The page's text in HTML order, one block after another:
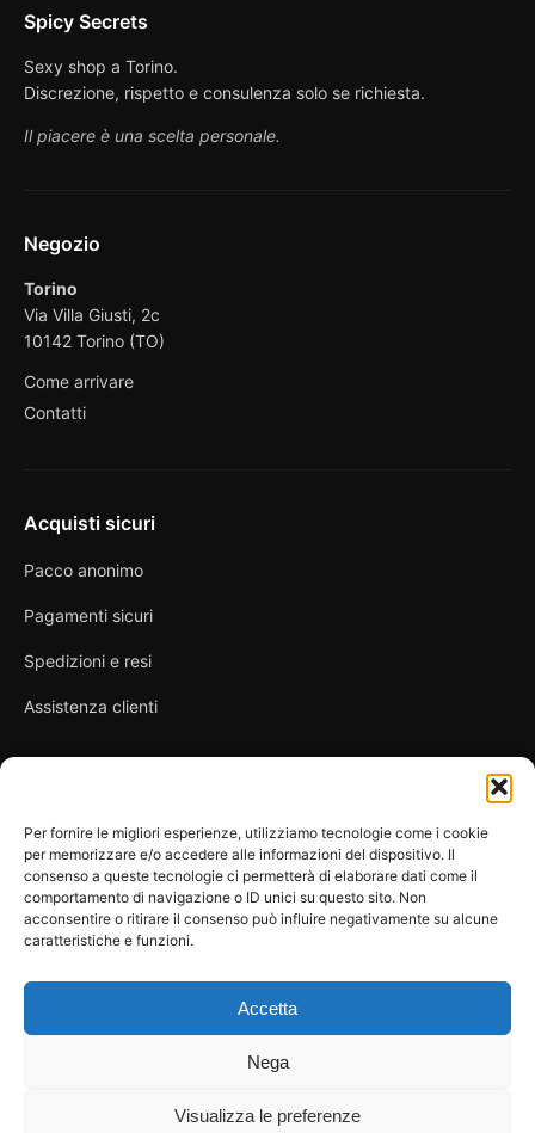
Per fornire le migliori esperienze, utilizziamo tecnologie come i cookie
per memorizzare e/o accedere alle informazioni del dispositivo. Il
consenso a queste tecnologie ci permetterà di elaborare dati come il
comportamento di navigazione o ID unici su questo sito. Non
acconsentire o ritirare il consenso può influire negativamente su alcune
caratteristiche e funzioni.
Accetta
Nega
Visualizza le preferenze
Spicy Secrets
Sexy shop a Torino.
Discrezione, rispetto e consulenza solo se richiesta.
Il piacere è una scelta personale.
Negozio
Torino
Via Villa Giusti, 2c
10142 Torino (TO)
Come arrivare
Contatti
Acquisti sicuri
Pacco anonimo
Pagamenti sicuri
Spedizioni e resi
Assistenza clienti
Privacy Policy
Condizioni di vendita
© 2026 Spicy Secrets